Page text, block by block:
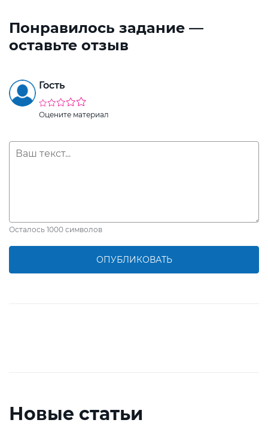
Понравилось задание —
оставьте отзыв
Гость
Оцените материал
Осталось 1000 символов
ОПУБЛИКОВАТЬ
Новые статьи